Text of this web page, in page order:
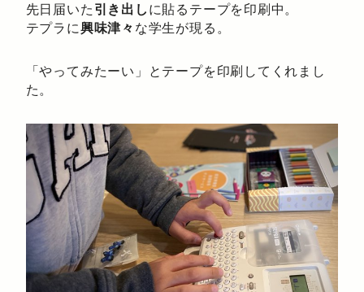
先日届いた 引き出し に貼るテープを印刷中。
テプラに興味津々 な学生が現る。
「やってみたーい」とテープを印刷してくれまし
た。